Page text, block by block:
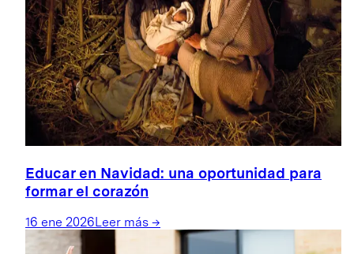
Educar en Navidad: una oportunidad para
formar el corazón
16 ene 2026Leer más →